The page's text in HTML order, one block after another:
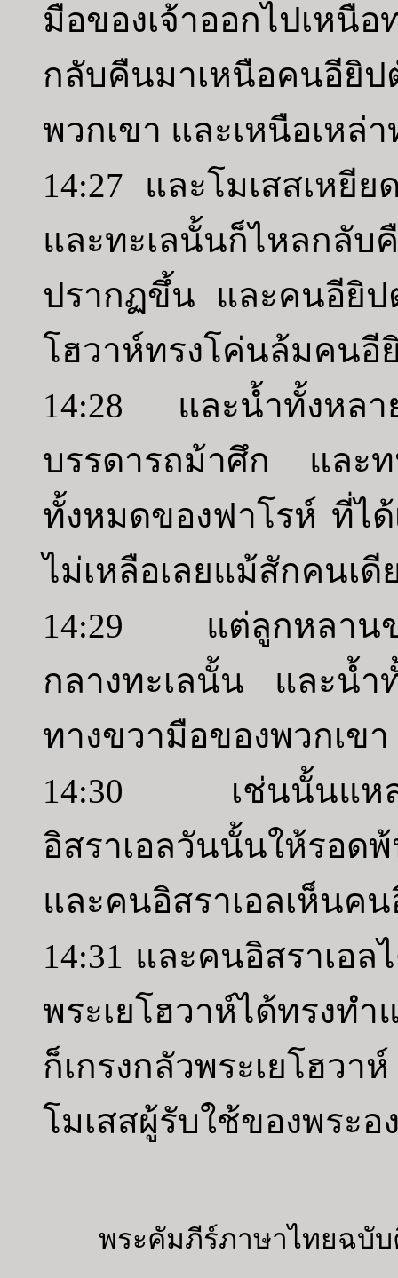
มือของเจ้าออกไปเหนื
กลับคืนมาเหนือคนอียิ
พวกเขา และเหนือเหล่
14:27 และโมเสสเหยี
และทะเลนั้นก็ไหลกลับ
ปรากฏขึ้น และคนอียิป
โฮวาห์ทรงโค่นล้มคนอี
14:28 และน้ำทั้งหล
บรรดารถม้าศึก และ
ทั้งหมดของฟาโรห์ ที่ได้
ไม่เหลือเลยแม้สักคนเดี
14:29 แต่ลูกหลานขอ
กลางทะเลนั้น และน้ำ
ทางขวามือของพวกเข
14:30 เช่นนั้นแหละ
อิสราเอลวันนั้นให้รอด
และคนอิสราเอลเห็นค
14:31 และคนอิสราเอ
พระเยโฮวาห์ได้ทรงท
ก็เกรงกลัวพระเยโฮว
โมเสสผู้รับใช้ของพระอ
พระคัมภีร์ภาษาไทยฉบับ